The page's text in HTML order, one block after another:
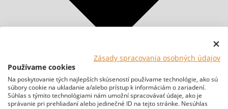
Zásady spracovania osobných údajov
Používame cookies
Na poskytovanie tých najlepších skúseností používame technológie, ako sú
súbory cookie na ukladanie a/alebo prístup k informáciám o zariadení.
Súhlas s týmito technológiami nám umožní spracovávať údaje, ako je
správanie pri prehliadaní alebo jedinečné ID na tejto stránke. Nesúhlas